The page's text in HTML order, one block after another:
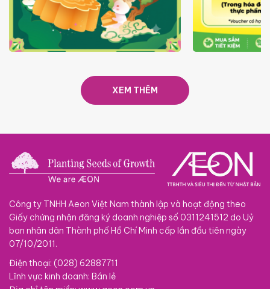
TRAO TẾT TRĂNG TRÒN GẮN
GIÁ LUÔN
XEM THÊM
Công ty TNHH Aeon Việt Nam thành lập và hoạt động theo
Giấy chứng nhận đăng ký doanh nghiệp số 0311241512 do Uỷ
ban nhân dân Thành phố Hồ Chí Minh cấp lần đầu tiên ngày
07/10/2011.
Điện thoại: (028) 62887711
Lĩnh vực kinh doanh: Bán lẻ